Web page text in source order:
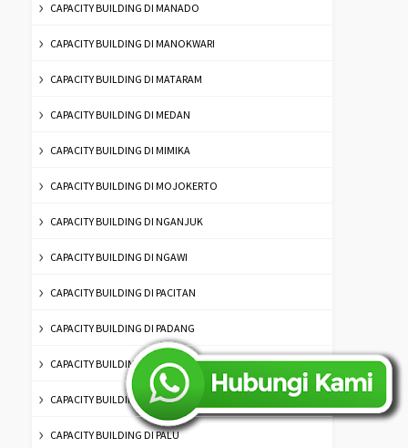
CAPACITY BUILDING DI MANADO
CAPACITY BUILDING DI MANOKWARI
CAPACITY BUILDING DI MATARAM
CAPACITY BUILDING DI MEDAN
CAPACITY BUILDING DI MIMIKA
CAPACITY BUILDING DI MOJOKERTO
CAPACITY BUILDING DI NGANJUK
CAPACITY BUILDING DI NGAWI
CAPACITY BUILDING DI PACITAN
CAPACITY BUILDING DI PADANG
CAPACITY BUILDING DI PALANGKARAYA
CAPACITY BUILDING DI PALEMBANG
CAPACITY BUILDING DI PALU